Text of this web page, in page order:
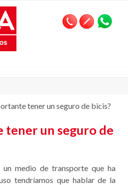
tener un seguro de bicis?
tener un seguro de
un medio de transporte que ha
tendríamos que hablar de la